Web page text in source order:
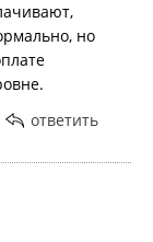
но
ответить